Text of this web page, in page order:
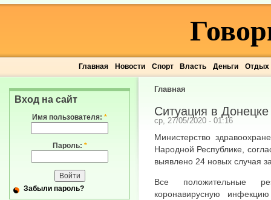
Главная Новости Спорт Власть Деньги Отдых
Главная
Ситуация в
ср, 27/05/2020 - 01:16
Министерство
Народной Республике,
выявлено 24 новых случая
Все положительные
коронавирусную
Вход на сайт
Имя пользователя: *
Пароль: *
Забыли пароль?